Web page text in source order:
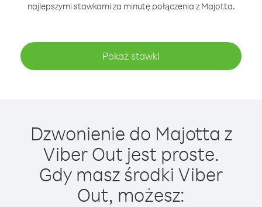
najlepszymi stawkami za minutę połączenia z Majotta.
Pokaż stawki
Dzwonienie do Majotta z
Viber Out jest proste.
Gdy masz środki Viber
Out, możesz: